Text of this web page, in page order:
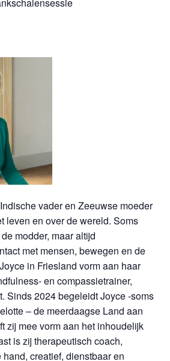
vader en Zeeuwse moeder
leven en over de wereld. Soms
modder, maar altijd
met mensen, bewegen en de
in Friesland vorm aan haar
en compassietrainer,
Sinds 2024 begeleidt Joyce -soms
– de meerdaagse Land aan
zij mee vorm aan het inhoudelijk
is zij therapeutisch coach,
creatief, dienstbaar en